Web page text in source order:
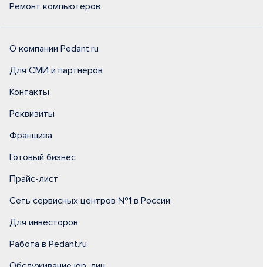
Ремонт компьютеров
О компании Pedant.ru
Для СМИ и партнеров
Контакты
Реквизиты
Франшиза
Готовый бизнес
Прайс-лист
Сеть сервисных центров №1 в России
Для инвесторов
Работа в Pedant.ru